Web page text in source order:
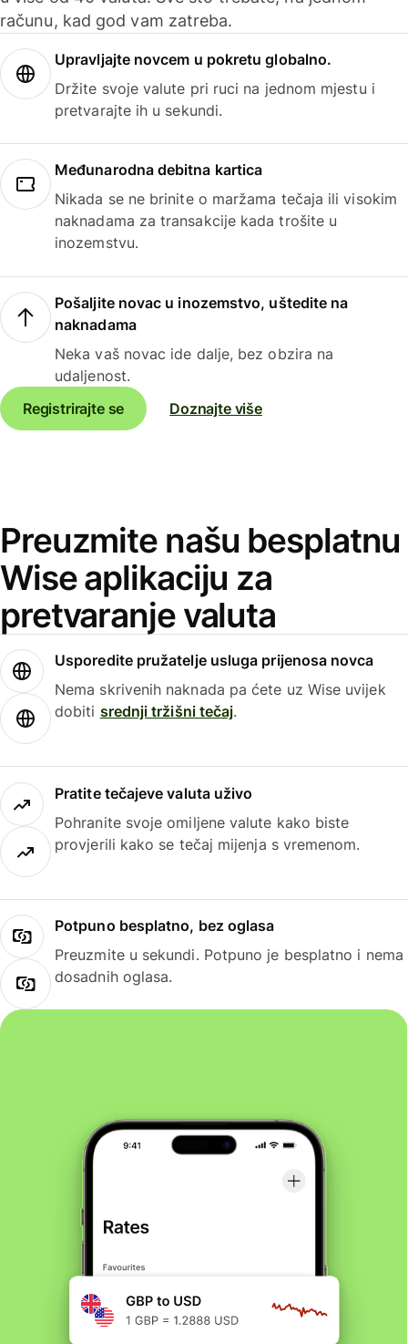
računu, kad god vam zatreba.
Upravljajte novcem u pokretu globalno.
Držite svoje valute pri ruci na jednom mjestu i
pretvarajte ih u sekundi.
Međunarodna debitna kartica
Nikada se ne brinite o maržama tečaja ili visokim
naknadama za transakcije kada trošite u
inozemstvu.
Pošaljite novac u inozemstvo, uštedite na
naknadama
Neka vaš novac ide dalje, bez obzira na
udaljenost.
Registrirajte se
Doznajte više
Preuzmite našu besplatnu
Wise aplikaciju za
pretvaranje valuta
Usporedite pružatelje usluga prijenosa novca
Nema skrivenih naknada pa ćete uz Wise uvijek
dobiti srednji tržišni tečaj.
Pratite tečajeve valuta uživo
Pohranite svoje omiljene valute kako biste
provjerili kako se tečaj mijenja s vremenom.
Potpuno besplatno, bez oglasa
Preuzmite u sekundi. Potpuno je besplatno i nema
dosadnih oglasa.